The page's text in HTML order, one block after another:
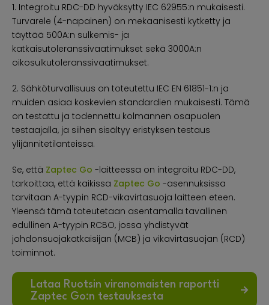
1. Integroitu RDC-DD hyväksytty IEC 62955:n mukaisesti.
Turvarele (4-napainen) on mekaanisesti kytketty ja
täyttää 500A:n sulkemis- ja
katkaisutoleranssivaatimukset sekä 3000A:n
oikosulkutoleranssivaatimukset.
2. Sähköturvallisuus on toteutettu IEC EN 61851-1:n ja
muiden asiaa koskevien standardien mukaisesti. Tämä
on testattu ja todennettu kolmannen osapuolen
testaajalla, ja siihen sisältyy eristyksen testaus
ylijännitetilanteissa.
Se, että Zaptec Go -laitteessa on integroitu RDC-DD,
tarkoittaa, että kaikissa Zaptec Go -asennuksissa
tarvitaan A-tyypin RCD-vikavirtasuoja laitteen eteen.
Yleensä tämä toteutetaan asentamalla tavallinen
edullinen A-tyypin RCBO, jossa yhdistyvät
johdonsuojakatkaisijan (MCB) ja vikavirtasuojan (RCD)
toiminnot.
Lataa Ruotsin viranomaisten raportti
Zaptec Go:n testauksesta